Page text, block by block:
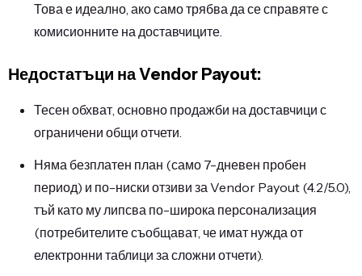
Това е идеално, ако само трябва да се справяте с
комисионните на доставчиците.
Недостатъци на Vendor Payout:
Тесен обхват, основно продажби на доставчици с
ограничени общи отчети.
Няма безплатен план (само 7-дневен пробен
период) и по-ниски отзиви за Vendor Payout (4.2/5.0),
тъй като му липсва по-широка персонализация
(потребителите съобщават, че имат нужда от
електронни таблици за сложни отчети).